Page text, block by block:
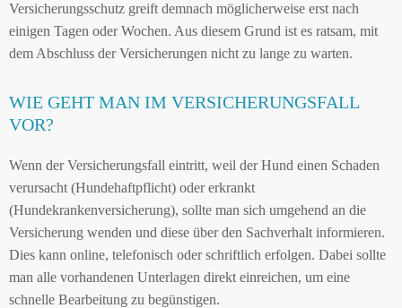
Versicherungsschutz greift demnach möglicherweise erst nach
einigen Tagen oder Wochen. Aus diesem Grund ist es ratsam, mit
dem Abschluss der Versicherungen nicht zu lange zu warten.
WIE GEHT MAN IM VERSICHERUNGSFALL
VOR?
Wenn der Versicherungsfall eintritt, weil der Hund einen Schaden
verursacht (Hundehaftpflicht) oder erkrankt
(Hundekrankenversicherung), sollte man sich umgehend an die
Versicherung wenden und diese über den Sachverhalt informieren.
Dies kann online, telefonisch oder schriftlich erfolgen. Dabei sollte
man alle vorhandenen Unterlagen direkt einreichen, um eine
schnelle Bearbeitung zu begünstigen.